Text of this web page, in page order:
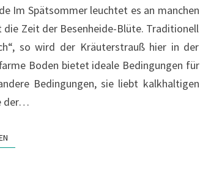
Im Spätsommer leuchtet es an manchen
Zeit der Besenheide-Blüte. Traditionell
so wird der Kräuterstrauß hier in der
Boden bietet ideale Bedingungen für
Bedingungen, sie liebt kalkhaltigen
der…